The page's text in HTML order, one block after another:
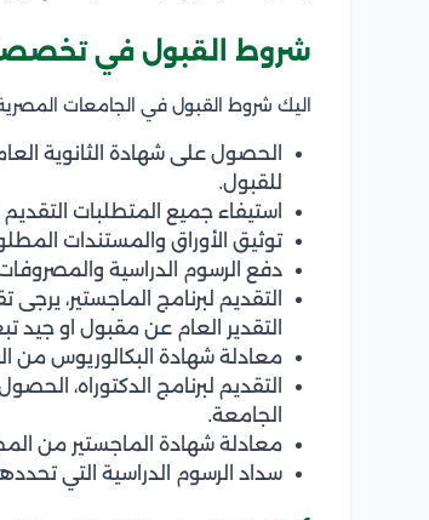
شروط القبول في
اليك شروط القبول في الجامعات
الحصول على شهادة الثانوية
للقبول.
استيفاء جميع المتطلبات
توثيق الأوراق والمستندات
دفع الرسوم الدراسية
التقديم لبرنامج الماجستير،
التقدير العام عن مقبول او جيد
معادلة شهادة البكالوريوس من
التقديم لبرنامج الدكتوراه،
الجامعة.
معادلة شهادة الماجستير من
سداد الرسوم الدراسية التي